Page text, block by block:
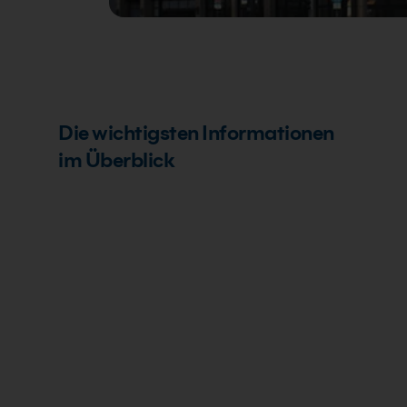
Die wichtigsten Informationen
im Überblick